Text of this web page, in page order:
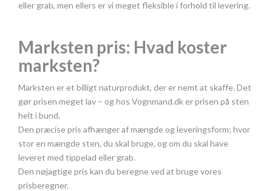
eller grab, men ellers er vi meget fleksible i forhold til levering.
Marksten pris: Hvad koster
marksten?
Marksten er et billigt naturprodukt, der er nemt at skaffe. Det
gør prisen meget lav – og hos Vognmand.dk er prisen på sten
helt i bund.
Den præcise pris afhænger af mængde og leveringsform; hvor
stor en mængde sten, du skal bruge, og om du skal have
leveret med tippelad eller grab.
Den nøjagtige pris kan du beregne ved at bruge vores
prisberegner.